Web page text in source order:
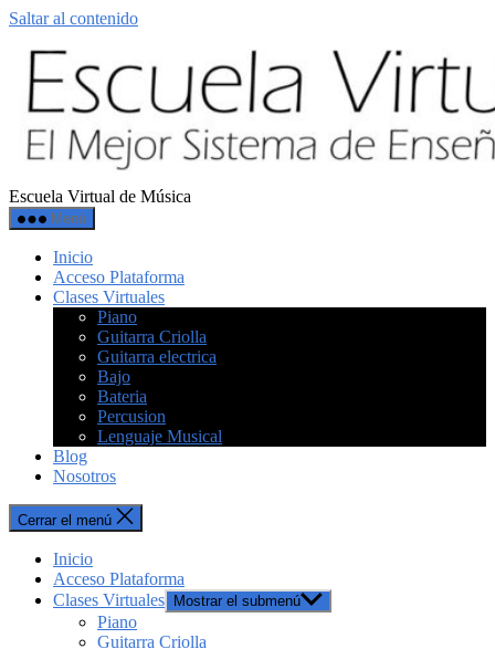
Saltar al contenido
Escuela Virtual de Música
Menú
Inicio
Acceso Plataforma
Clases Virtuales
Piano
Guitarra Criolla
Guitarra electrica
Bajo
Bateria
Percusion
Lenguaje Musical
Blog
Nosotros
Cerrar el menú
Inicio
Acceso Plataforma
Clases Virtuales
Mostrar el submenú
Piano
Guitarra Criolla